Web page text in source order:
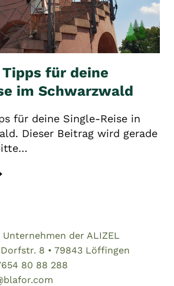
für deine
im Schwarzwald
für deine Single-Reise in
Dieser Beitrag wird gerade
der ALIZEL
8 • 79843 Löffingen
80 88 288